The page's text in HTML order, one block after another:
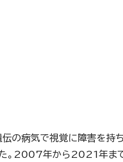
の病気で視覚に障害を持ち
。2007年から2021年ま